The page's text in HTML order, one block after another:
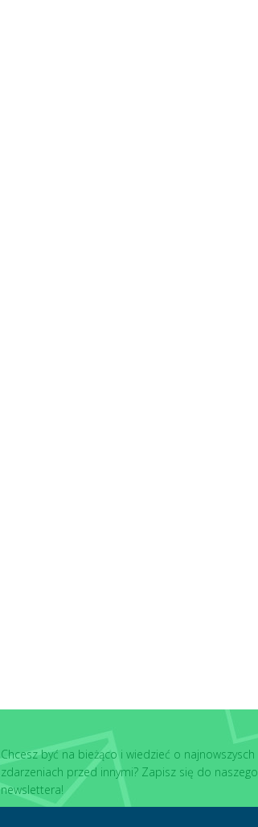
Chcesz być na bieżąco i wiedzieć o najnowszysch
zdarzeniach przed innymi? Zapisz się do naszego
newslettera!